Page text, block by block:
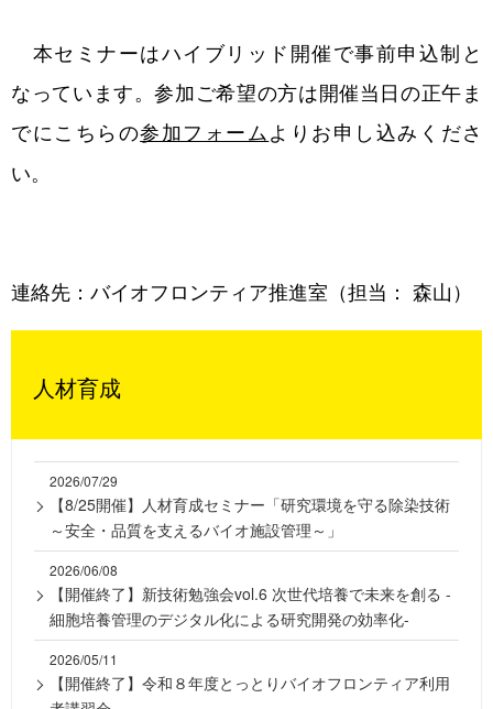
本セミナーはハイブリッド開催で事前申込制と
なっています。参加ご希望の方は開催当日の正午ま
でにこちらの参加フォームよりお申し込みくださ
い。
連絡先：バイオフロンティア推進室（担当： 森山）
人材育成
2026/07/29
【8/25開催】人材育成セミナー「研究環境を守る除染技術
～安全・品質を支えるバイオ施設管理～」
2026/06/08
【開催終了】新技術勉強会vol.6 次世代培養で未来を創る -
細胞培養管理のデジタル化による研究開発の効率化-
2026/05/11
【開催終了】令和８年度とっとりバイオフロンティア利用